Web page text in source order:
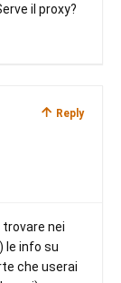
il proxy?
Reply
trovare nei
le info su
che userai